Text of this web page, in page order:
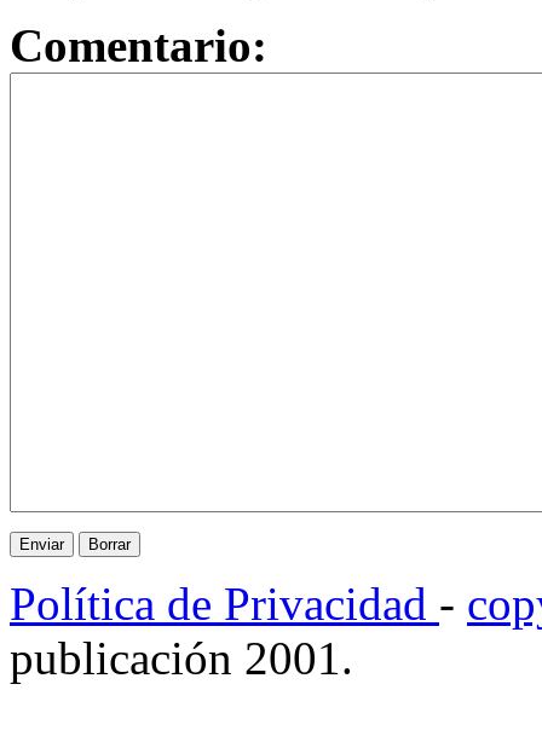
Comentario:
Política de Privacidad -
publicación 2001.